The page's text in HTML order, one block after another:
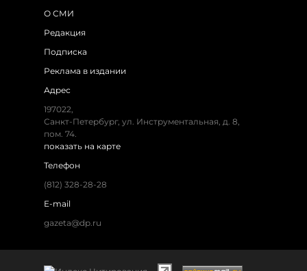
О СМИ
Редакция
Подписка
Реклама в издании
Адрес
197022,
Санкт-Петербург, ул. Инструментальная, д. 8,
пом. 74.
показать на карте
Телефон
(812) 328-28-28
E-mail
gazeta@dp.ru